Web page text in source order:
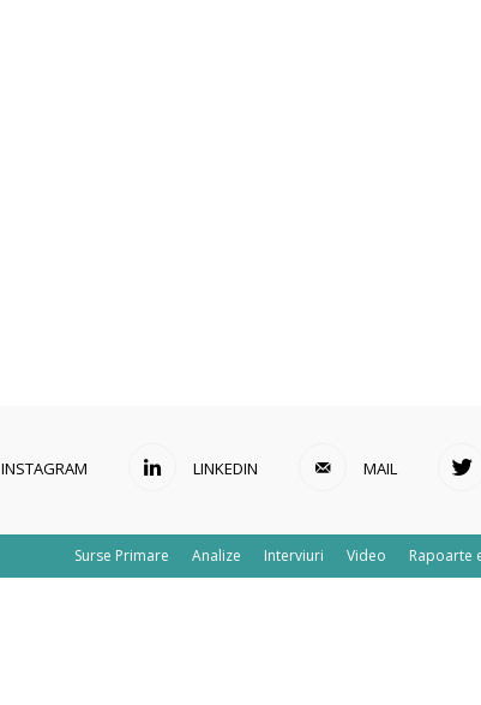
INSTAGRAM LINKEDIN MAIL
Surse Primare Analize Interviuri Video Rapoarte